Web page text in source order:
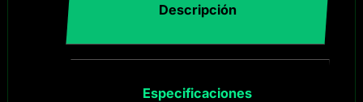
Descripción
Especificaciones